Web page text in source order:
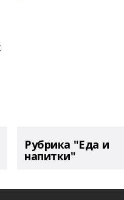
Рубрика "Еда и
напитки"